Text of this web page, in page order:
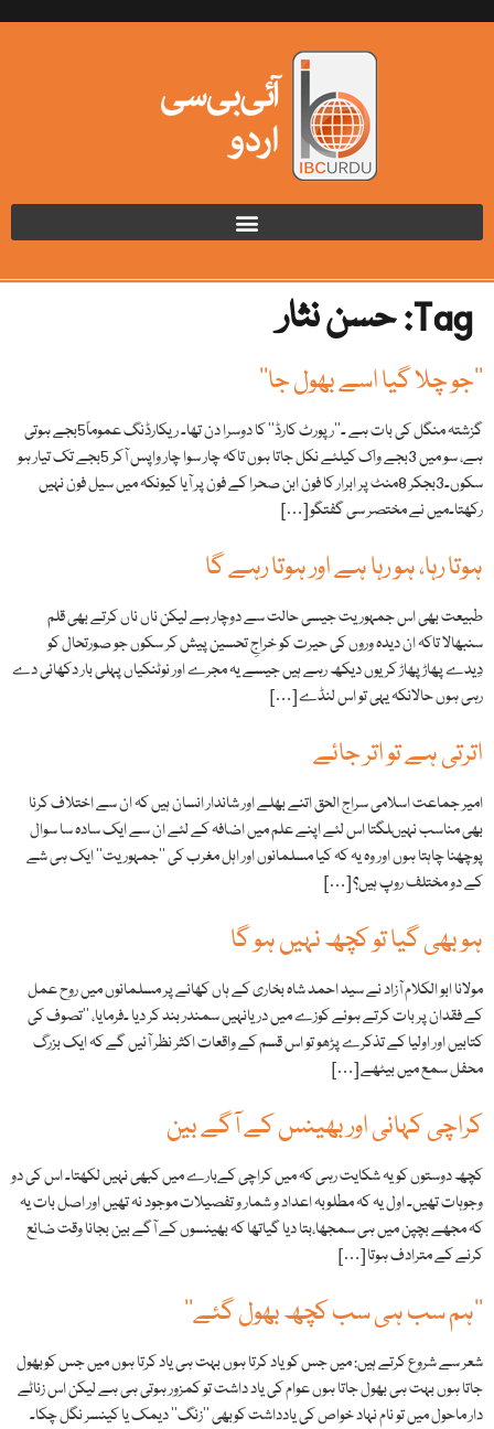
Tag: حسن نثار
’’جو چلا گیا اسے بھول جا‘‘
گزشتہ منگل کی بات ہے ۔’’رپورٹ کارڈ‘‘ کا دوسرا دن تھا۔ ریکارڈنگ عموماً5بجے ہوتی
ہے، سو میں 3بجے واک کیلئے نکل جاتا ہوں تاکہ چار سوا چار واپس آکر 5بجے تک تیار ہو
سکوں۔3بجکر 8منٹ پر ابرار کا فون ابن صحرا کے فون پر آیا کیونکہ میں سیل فون نہیں
رکھتا۔میں نے مختصر سی گفتگو […]
ہوتا رہا، ہو رہا ہے اور ہوتا رہے گا
طبیعت بھی اس جمہوریت جیسی حالت سے دوچار ہے لیکن ناں ناں کرتے بھی قلم
سنبھالا تاکہ ان دیدہ وروں کی حیرت کو خراجِ تحسین پیش کر سکوں جو صورتحال کو
دِیدے پھاڑ پھاڑ کر یوں دیکھ رہے ہیں جیسے یہ مجرے اور نوٹنکیاں پہلی بار دکھائی دے
رہی ہوں حالانکہ یہی تو اس لنڈے […]
اترتی ہے تو اتر جائے
امیر جماعت اسلامی سراج الحق اتنے بھلے اور شاندار انسان ہیں کہ ان سے اختلاف کرنا
بھی مناسب نہیںلگتا اس لئے اپنے علم میں اضافہ کے لئے ان سے ایک سادہ سا سوال
پوچھنا چاہتا ہوں اور وہ یہ کہ کیا مسلمانوں اور اہل مغرب کی ’’جمہوریت‘‘ ایک ہی شے
کے دو مختلف روپ ہیں؟ […]
ہو بھی گیا تو کچھ نہیں ہو گا
مولانا ابو الکلام آزاد نے سید احمد شاہ بخاری کے ہاں کھانے پر مسلمانوں میں روح عمل
کے فقدان پر بات کرتے ہوئے کوزے میں دریانہیں سمندر بند کر دیا ۔فرمایا، ’’تصوف کی
کتابیں اور اولیا کے تذکرے پڑھو تو اس قسم کے واقعات اکثر نظر آئیں گے کہ ایک بزرگ
محفل سمع میں بیٹھے […]
کراچی کہانی اور بھینس کے آگے بین
کچھ دوستوں کو یہ شکایت رہی کہ میں کراچی کےبارے میں کبھی نہیں لکھتا۔ اس کی دو
وجوہات تھیں۔ اول یہ کہ مطلوبہ اعداد و شمار و تفصیلات موجود نہ تھیں اور اصل بات یہ
کہ مجھے بچپن میں ہی سمجھا،بتا دیا گیاتھا کہ بھینسوں کے آگے بین بجانا وقت ضائع
کرنے کے مترادف ہوتا […]
’’ہم سب ہی سب کچھ بھول گئے‘‘
شعر سے شروع کرتے ہیں: میں جس کویاد کرتا ہوں بہت ہی یاد کرتا ہوں میں جس کوبھول
جاتا ہوں بہت ہی بھول جاتا ہوں عوام کی یاد داشت تو کمزور ہوتی ہی ہے لیکن اس زناٹے
دار ماحول میں تو نام نہاد خواص کی یادداشت کوبھی ’’زنگ‘‘ دیمک یا کینسر نگل چکا۔